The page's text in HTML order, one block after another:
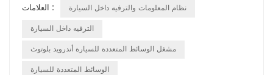
مجهزة بنظام الوسائط المتعددة الذي لا يلبي فقط بل يتجاوز توقعات السائق
الحديث. في عصر حيث التخصيص هو المفتاح، لدينا تم تصميم الوسائط
العلامات :
نظام المعلومات والترفيه داخل السيارة
الترفيه داخل السيارة
مشغل الوسائط المتعددة للسيارة أندرويد بلوتوث
الوسائط المتعددة للسيارة